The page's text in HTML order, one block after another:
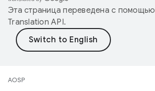
Эта страница переведена с помощью
Translation API.
AOSP